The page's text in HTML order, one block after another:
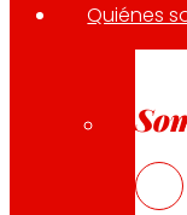
Quiénes
07.05.2026
EROSKI